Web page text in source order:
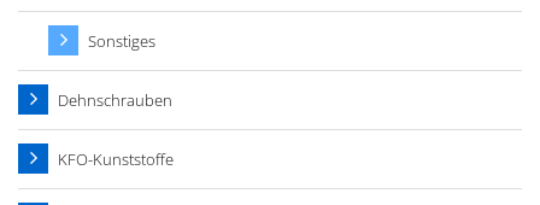
Sonstiges
Dehnschrauben
KFO-Kunststoffe